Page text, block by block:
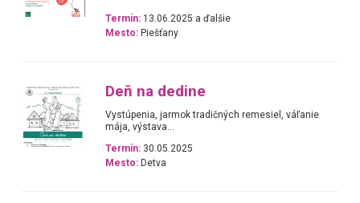
Termín: 13.06.2025 a ďalšie
Mesto: Piešťany
Deň na dedine
Vystúpenia, jarmok tradičných remesiel, váľanie
mája, výstava...
Termín: 30.05.2025
Mesto: Detva